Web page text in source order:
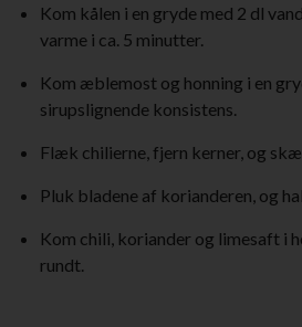
Kom kålen i en gryde med 2 dl
varme i ca. 5 minutter.
Kom æblemost og honning i en
sirupslignende konsistens.
Flæk chilierne, fjern kerner, og
Pluk bladene af korianderen, og
Kom chili, koriander og limesaft i
rundt.